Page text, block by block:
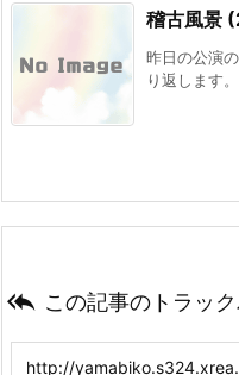
稽古風景
昨日の公演
り返します
 この記事のトラッ